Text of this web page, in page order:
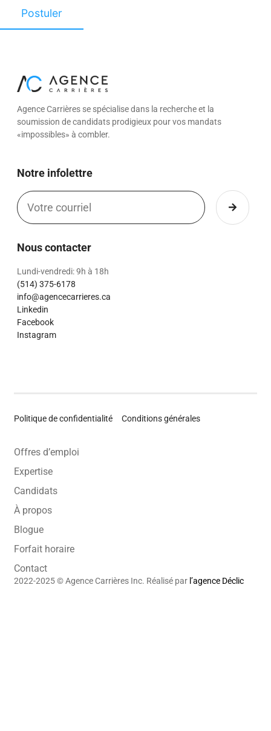
Agence Carrières se spécialise dans la recherche et la
soumission de candidats prodigieux pour vos mandats
«impossibles» à combler.
Notre infolettre
Nous contacter
Lundi-vendredi: 9h à 18h
(514) 375-6178
info@agencecarrieres.ca
Linkedin
Facebook
Instagram
2022-2025 © Agence Carrières Inc. Réalisé par l’agence Déclic
Politique de confidentialité Conditions générales
Offres d’emploi
Expertise
Candidats
À propos
Blogue
Forfait horaire
Contact